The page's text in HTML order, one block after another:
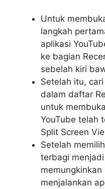
Untuk
langkah
aplikasi
ke bagian
sebelah kiri
Setelah itu,
dalam daftar
untuk
YouTube telah
Split Screen
Setelah
terbagi
menjalankan